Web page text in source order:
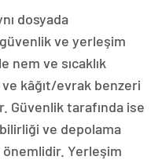
dosyada
ve yerleşim
nem ve sıcaklık
kâğıt/evrak benzeri
Güvenlik tarafında ise
ve depolama
önemlidir. Yerleşim